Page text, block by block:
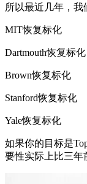
所以最近几年，我
MIT恢复标化
Dartmouth恢复标化
Brown恢复标化
Stanford恢复标化
Yale恢复标化
如果你的目标是
要性实际上比三年